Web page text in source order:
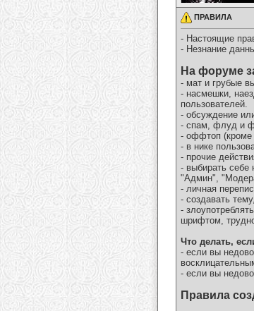
ПРАВИЛА
- Настоящие
- Незнание
На форуме
- мат и грубые
- насмешки,
пользователей.
- обсуждение
- спам, флуд и
- оффтоп (кроме
- в нике
- прочие
- выбирать себе
"Админ",
- личная
- создавать
-
шрифтом,
Что делать,
- если вы
- если вы
Правила